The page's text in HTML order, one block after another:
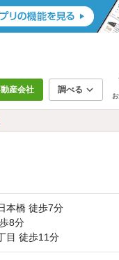
産会社 調べる
本橋 徒歩7分
8分
目 徒歩11分